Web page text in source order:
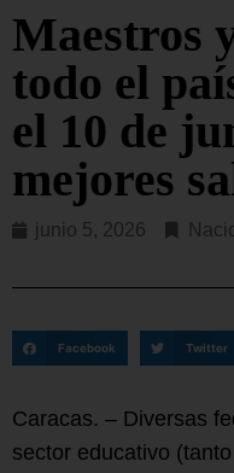
Maestros
todo el
el 10 de
mejores
junio 5, 2026
Facebook Twitter
Caracas. – Diversas
sector educativo